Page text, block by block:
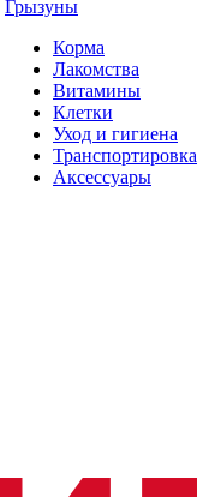
Грызуны
Корма
Лакомства
Витамины
Клетки
Уход и гигиена
Транспортировка
Аксессуары